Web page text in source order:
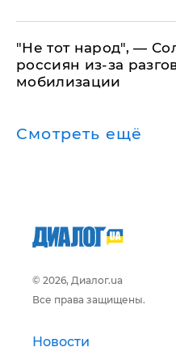
​"Не тот народ", —
россиян из-за
мобилизации
Смотреть ещё
© 2026, Диалог.ua
Все права защищены.
Новости